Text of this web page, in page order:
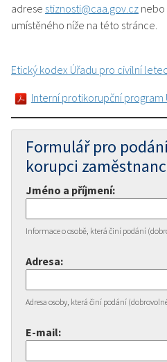
adrese stiznosti@caa.gov.cz
umístěného níže na této stránce.
Etický kodex Úřadu pro civilní
Interní protikorupční
Formulář pro
korupci
Jméno a příjmení:
Informace o osobě, která činí podání
Adresa:
Adresa osoby, která činí podání
E-mail: